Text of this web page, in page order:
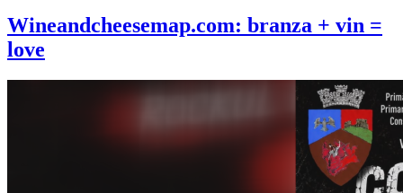
Wineandcheesemap.com: branza + vin =
love